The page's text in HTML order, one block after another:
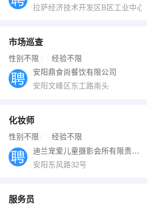
拉萨经济技术开发区B区工业中心
市场巡查
性别不限 经验不限
安阳鼎食尚餐饮有限公司
安阳文峰区东工路南头
化妆师
性别不限 经验不限
迪兰宠爱儿童摄影会所有限责任公司
安阳东风路32号
服务员